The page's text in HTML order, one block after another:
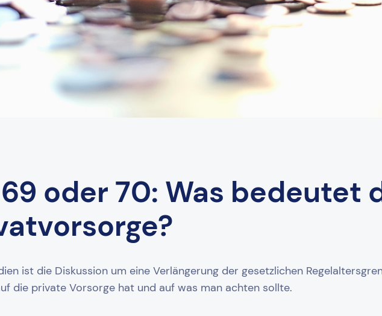
oder 70: Was bedeutet
ist die Diskussion um eine Verlängerung der gesetzlichen
die private Vorsorge hat und auf was man achten sollte.